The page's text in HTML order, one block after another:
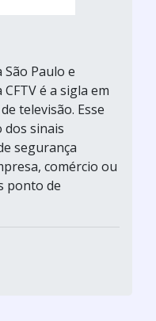
Paulo e
é a sigla em
televisão. Esse
sinais
segurança
comércio ou
ponto de